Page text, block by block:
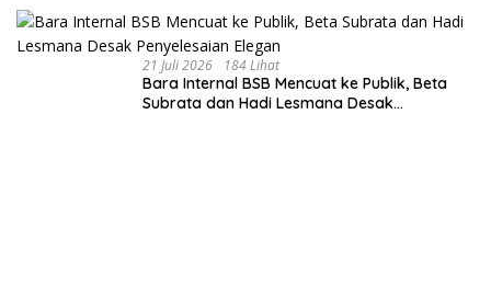
21 Juli 2026 184 Lihat
Bara Internal BSB Mencuat ke Publik, Beta
Subrata dan Hadi Lesmana Desak